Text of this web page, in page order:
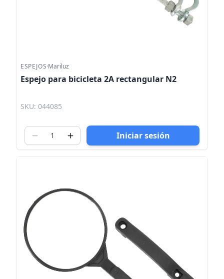
ESPEJOS·Mariluz
Espejo para bicicleta 2A rectangular N2
SKU: 044085
Iniciar sesión